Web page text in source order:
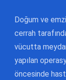
Doğum ve
cerrah
vücutta
yapılan
öncesinde